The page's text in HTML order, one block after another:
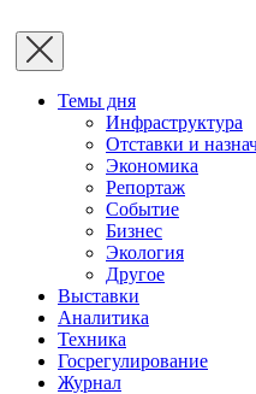
Темы дня
Инфраструктура
Отставки и
Экономика
Репортаж
Событие
Бизнес
Экология
Другое
Выставки
Аналитика
Техника
Госрегулирование
Журнал